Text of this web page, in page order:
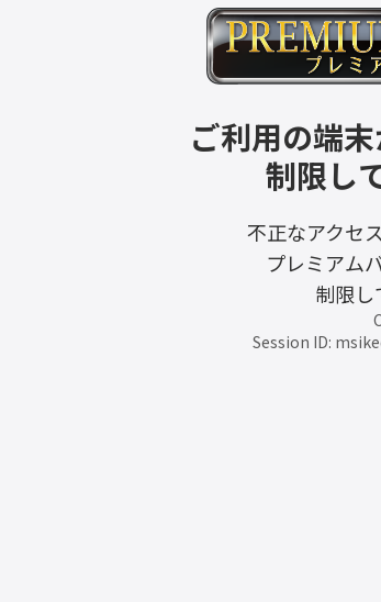
ご利用の端
制限し
不正なアクセ
プレミアム
制限し
Session ID: